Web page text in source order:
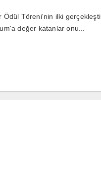
Töreni'nin ilki
değer katanlar onu...